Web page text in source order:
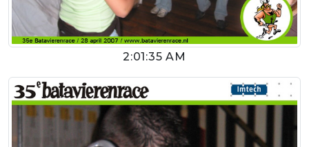
2:01:35 AM